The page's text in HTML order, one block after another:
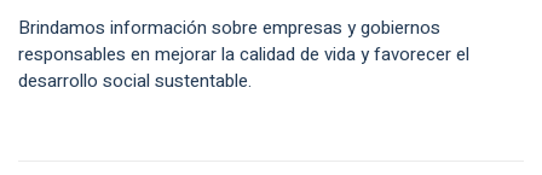
Brindamos información sobre empresas y gobiernos
responsables en mejorar la calidad de vida y favorecer el
desarrollo social sustentable.